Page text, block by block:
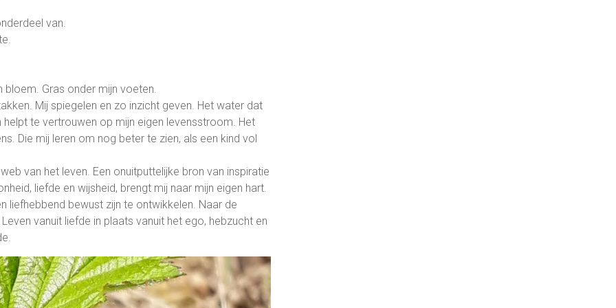
van.
Gras onder mijn voeten.
Mij spiegelen en zo inzicht geven. Het water dat
te vertrouwen op mijn eigen levensstroom. Het
Die mij leren om nog beter te zien, als een kind vol
van het leven. Een onuitputtelijke bron van inspiratie
liefde en wijsheid, brengt mij naar mijn eigen hart.
liefhebbend bewust zijn te ontwikkelen. Naar de
vanuit liefde in plaats vanuit het ego, hebzucht en